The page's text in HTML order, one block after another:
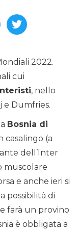
2022.
cui
, nello
e Dumfries.
Bosnia di
casalingo (a
dell’Inter
muscolare
e anche ieri si
possibilità di
farà un provino
è obbligata a